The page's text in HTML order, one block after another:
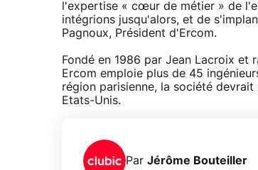
l'expertise « cœur de métier » de
intégrions jusqu'alors, et de
Pagnoux, Président d'Ercom.
Fondé en 1986 par Jean Lacroix et
Ercom emploie plus de 45
région parisienne, la société
Etats-Unis.
Par Jérôme Bouteiller